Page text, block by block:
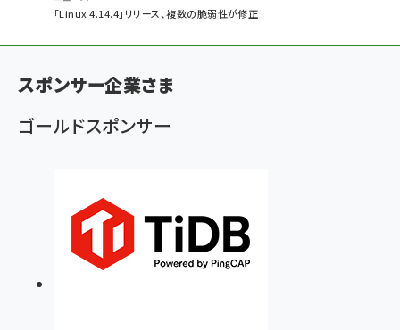
ン
く
ず
「Linux 4.14.4」リリース、複数の脆弱性が修正
スポンサー企業さま
ゴールドスポンサー